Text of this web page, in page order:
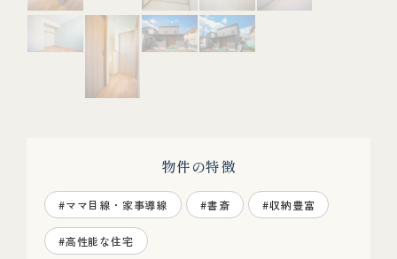
物件の特徴
#ママ目線・家事導線 #書斎 #収納豊富
#高性能な住宅